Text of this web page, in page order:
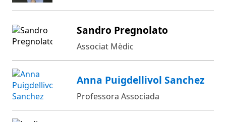
Sandro Pregnolato
Associat Mèdic
Anna Puigdellivol Sanchez
Professora Associada